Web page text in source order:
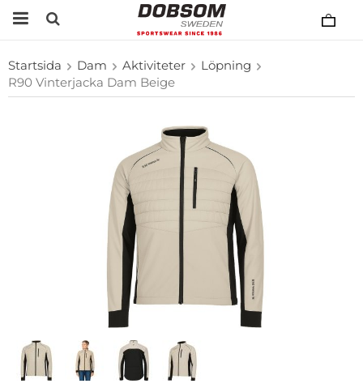
Startsida Dam Aktiviteter
Löpning
R90 Vinterjacka Dam Beige